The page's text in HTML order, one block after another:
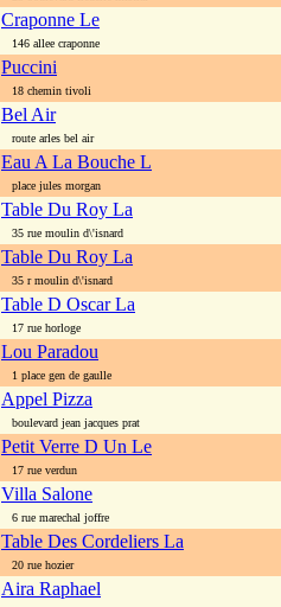
Craponne Le
146 allee craponne
Puccini
18 chemin tivoli
Bel Air
route arles bel air
Eau A La Bouche L
place jules morgan
Table Du Roy La
35 rue moulin d\'isnard
Table Du Roy La
35 r moulin d\'isnard
Table D Oscar La
17 rue horloge
Lou Paradou
1 place gen de gaulle
Appel Pizza
boulevard jean jacques prat
Petit Verre D Un Le
17 rue verdun
Villa Salone
6 rue marechal joffre
Table Des Cordeliers La
20 rue hozier
Aira Raphael